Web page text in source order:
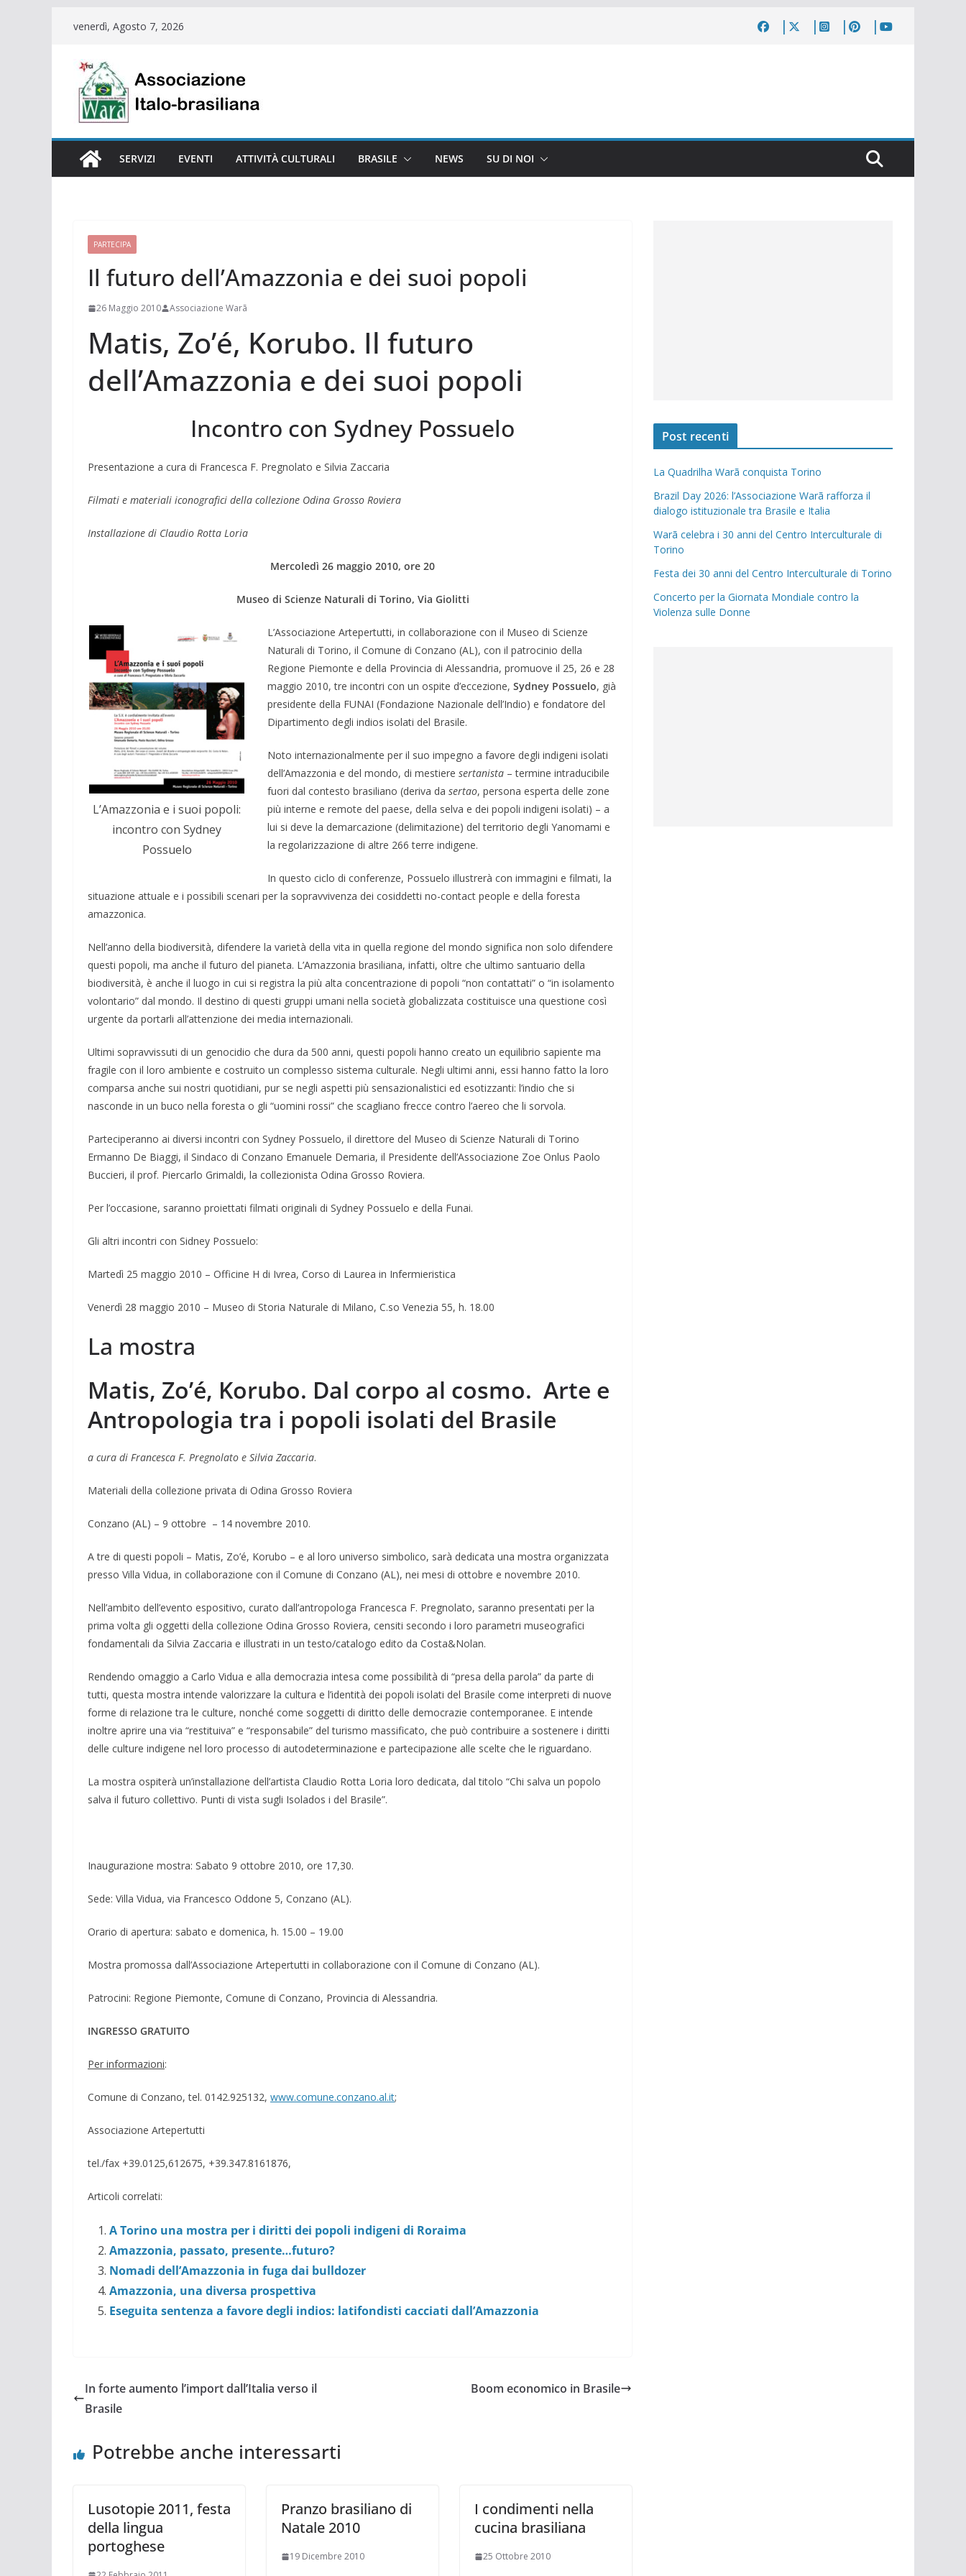
contenuto
venerdì, Agosto 7, 2026
SERVIZI EVENTI ATTIVITÀ CULTURALI BRASILE NEWS SU DI NOI
PARTECIPA
Il futuro dell’Amazzonia e dei suoi popoli
26 Maggio 2010 Associazione Warã
Matis, Zo’é, Korubo. Il futuro
dell’Amazzonia e dei suoi popoli
Incontro con Sydney Possuelo
Presentazione a cura di Francesca F. Pregnolato e Silvia Zaccaria
Filmati e materiali iconografici della collezione Odina Grosso Roviera
Installazione di Claudio Rotta Loria
Mercoledì 26 maggio 2010, ore 20
Museo di Scienze Naturali di Torino, Via Giolitti
L’Amazzonia e i suoi popoli:
incontro con Sydney
Possuelo
L’Associazione Artepertutti, in collaborazione con il Museo di Scienze
Naturali di Torino, il Comune di Conzano (AL), con il patrocinio della
Regione Piemonte e della Provincia di Alessandria, promuove il 25, 26 e 28
maggio 2010, tre incontri con un ospite d’eccezione, Sydney Possuelo, già
presidente della FUNAI (Fondazione Nazionale dell’Indio) e fondatore del
Dipartimento degli indios isolati del Brasile.
Noto internazionalmente per il suo impegno a favore degli indigeni isolati
dell’Amazzonia e del mondo, di mestiere sertanista – termine intraducibile
fuori dal contesto brasiliano (deriva da sertao, persona esperta delle zone
più interne e remote del paese, della selva e dei popoli indigeni isolati) – a
lui si deve la demarcazione (delimitazione) del territorio degli Yanomami e
la regolarizzazione di altre 266 terre indigene.
In questo ciclo di conferenze, Possuelo illustrerà con immagini e filmati, la
situazione attuale e i possibili scenari per la sopravvivenza dei cosiddetti no-contact people e della foresta
amazzonica.
Nell’anno della biodiversità, difendere la varietà della vita in quella regione del mondo significa non solo difendere
questi popoli, ma anche il futuro del pianeta. L’Amazzonia brasiliana, infatti, oltre che ultimo santuario della
biodiversità, è anche il luogo in cui si registra la più alta concentrazione di popoli “non contattati” o “in isolamento
volontario” dal mondo. Il destino di questi gruppi umani nella società globalizzata costituisce una questione così
urgente da portarli all’attenzione dei media internazionali.
Ultimi sopravvissuti di un genocidio che dura da 500 anni, questi popoli hanno creato un equilibrio sapiente ma
fragile con il loro ambiente e costruito un complesso sistema culturale. Negli ultimi anni, essi hanno fatto la loro
comparsa anche sui nostri quotidiani, pur se negli aspetti più sensazionalistici ed esotizzanti: l’indio che si
nasconde in un buco nella foresta o gli “uomini rossi” che scagliano frecce contro l’aereo che li sorvola.
Parteciperanno ai diversi incontri con Sydney Possuelo, il direttore del Museo di Scienze Naturali di Torino
Ermanno De Biaggi, il Sindaco di Conzano Emanuele Demaria, il Presidente dell’Associazione Zoe Onlus Paolo
Buccieri, il prof. Piercarlo Grimaldi, la collezionista Odina Grosso Roviera.
Per l’occasione, saranno proiettati filmati originali di Sydney Possuelo e della Funai.
Gli altri incontri con Sidney Possuelo:
Martedì 25 maggio 2010 – Officine H di Ivrea, Corso di Laurea in Infermieristica
Venerdì 28 maggio 2010 – Museo di Storia Naturale di Milano, C.so Venezia 55, h. 18.00
La mostra
Matis, Zo’é, Korubo. Dal corpo al cosmo. Arte e
Antropologia tra i popoli isolati del Brasile
a cura di Francesca F. Pregnolato e Silvia Zaccaria.
Materiali della collezione privata di Odina Grosso Roviera
Conzano (AL) – 9 ottobre – 14 novembre 2010.
A tre di questi popoli – Matis, Zo’é, Korubo – e al loro universo simbolico, sarà dedicata una mostra organizzata
presso Villa Vidua, in collaborazione con il Comune di Conzano (AL), nei mesi di ottobre e novembre 2010.
Nell’ambito dell’evento espositivo, curato dall’antropologa Francesca F. Pregnolato, saranno presentati per la
prima volta gli oggetti della collezione Odina Grosso Roviera, censiti secondo i loro parametri museografici
fondamentali da Silvia Zaccaria e illustrati in un testo/catalogo edito da Costa&Nolan.
Rendendo omaggio a Carlo Vidua e alla democrazia intesa come possibilità di “presa della parola” da parte di
tutti, questa mostra intende valorizzare la cultura e l’identità dei popoli isolati del Brasile come interpreti di nuove
forme di relazione tra le culture, nonché come soggetti di diritto delle democrazie contemporanee. E intende
inoltre aprire una via “restituiva” e “responsabile” del turismo massificato, che può contribuire a sostenere i diritti
delle culture indigene nel loro processo di autodeterminazione e partecipazione alle scelte che le riguardano.
La mostra ospiterà un’installazione dell’artista Claudio Rotta Loria loro dedicata, dal titolo “Chi salva un popolo
salva il futuro collettivo. Punti di vista sugli Isolados i del Brasile”.
Inaugurazione mostra: Sabato 9 ottobre 2010, ore 17,30.
Sede: Villa Vidua, via Francesco Oddone 5, Conzano (AL).
Orario di apertura: sabato e domenica, h. 15.00 – 19.00
Mostra promossa dall’Associazione Artepertutti in collaborazione con il Comune di Conzano (AL).
Patrocini: Regione Piemonte, Comune di Conzano, Provincia di Alessandria.
INGRESSO GRATUITO
Per informazioni:
Comune di Conzano, tel. 0142.925132, www.comune.conzano.al.it;
Associazione Artepertutti
tel./fax +39.0125,612675, +39.347.8161876,
Articoli correlati:
A Torino una mostra per i diritti dei popoli indigeni di Roraima
Amazzonia, passato, presente…futuro?
Nomadi dell’Amazzonia in fuga dai bulldozer
Amazzonia, una diversa prospettiva
Eseguita sentenza a favore degli indios: latifondisti cacciati dall’Amazzonia
In forte aumento l’import dall’Italia verso il
Brasile
Boom economico in Brasile
Potrebbe anche interessarti
Lusotopie 2011, festa
della lingua
portoghese
Pranzo brasiliano di
Natale 2010
19 Dicembre 2010
I condimenti nella
cucina brasiliana
25 Ottobre 2010
Post recenti
La Quadrilha Warã conquista Torino
Brazil Day 2026: l’Associazione Warã rafforza il
dialogo istituzionale tra Brasile e Italia
Warã celebra i 30 anni del Centro Interculturale di
Torino
Festa dei 30 anni del Centro Interculturale di Torino
Concerto per la Giornata Mondiale contro la
Violenza sulle Donne